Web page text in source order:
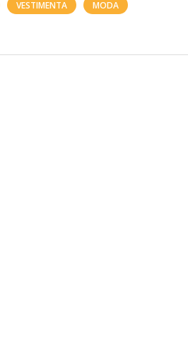
VESTIMENTA MODA